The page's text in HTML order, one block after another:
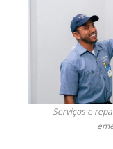
Serviços e